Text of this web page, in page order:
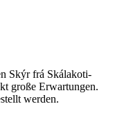
Skýr frá Skálakoti-
große Erwartungen.
werden.